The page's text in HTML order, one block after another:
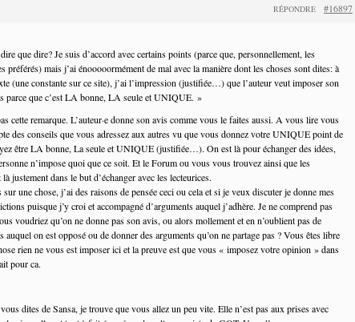
#16897
RÉPONDRE
que dire? Je suis d’accord avec certains points (parce que, personnellement, les
préférés) mais j’ai énooooormément de mal avec la manière dont les choses sont dites: à
(une constante sur ce site), j’ai l’impression (justifiée…) que l’auteur veut imposer son
parce que c’est LA bonne, LA seule et UNIQUE. »
cette remarque. L’auteur·e donne son avis comme vous le faites aussi. A vous lire vous
des conseils que vous adressez aux autres vu que vous donnez votre UNIQUE point de
être LA bonne, La seule et UNIQUE (justifiée…). On est là pour échanger des idées,
n’impose quoi que ce soit. Et le Forum ou vous vous trouvez ainsi que les
justement dans le but d’échanger avec les lecteurices.
une chose, j’ai des raisons de pensée ceci ou cela et si je veux discuter je donne mes
puisque j’y croi et accompagné d’arguments auquel j’adhère. Je ne comprend pas
voudriez qu’on ne donne pas son avis, ou alors mollement et en n’oublient pas de
auquel on est opposé ou de donner des arguments qu’on ne partage pas ? Vous êtes libre
rien ne vous est imposer ici et la preuve est que vous « imposez votre opinion » dans
pour ca.
dites de Sansa, je trouve que vous allez un peu vite. Elle n’est pas aux prises avec